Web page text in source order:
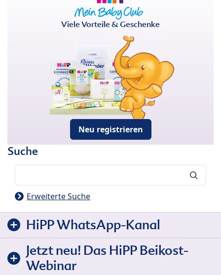
Viele Vorteile & Geschenke
Neu registrieren
Suche
Erweiterte Suche
HiPP WhatsApp-Kanal
Jetzt neu! Das HiPP Beikost-
Webinar